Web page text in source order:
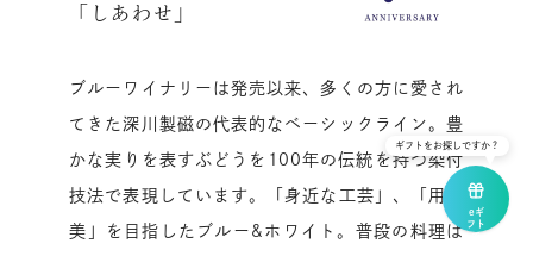
「しあわせ」
ブルーワイナリーは発売以来、多くの方に愛され
てきた深川製磁の代表的なベーシックライン。豊
かな実りを表すぶどうを100年の伝統を持つ染付
技法で表現しています。「身近な工芸」、「用の
美」を目指したブルー&ホワイト。普段の料理は
eギ
フト
ギフトをお探しですか？